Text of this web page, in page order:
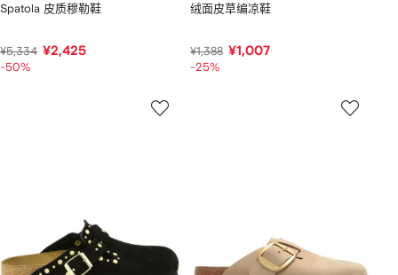
Spatola 皮质穆勒鞋
¥5,334 ¥2,425
-50%
绒面皮草编凉鞋
¥1,388 ¥1,007
-25%